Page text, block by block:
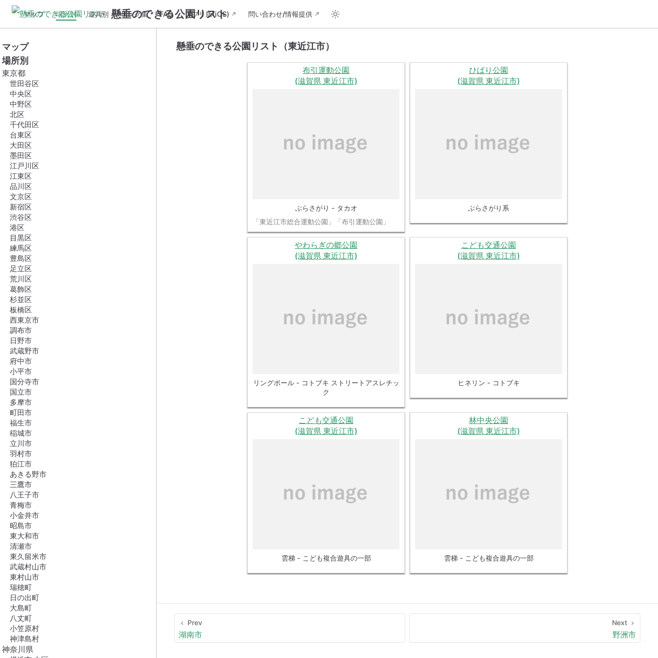
懸垂のできる公園リスト
マップ 場所別 遊具別 リンク集 FAQ アプリ版(iOS) 問い合わせ/情報提供
マップ
場所別
東京都
世田谷区
中央区
中野区
北区
千代田区
台東区
大田区
墨田区
江戸川区
江東区
品川区
文京区
新宿区
渋谷区
港区
目黒区
練馬区
豊島区
足立区
荒川区
葛飾区
杉並区
板橋区
西東京市
調布市
日野市
武蔵野市
府中市
小平市
国分寺市
国立市
多摩市
町田市
福生市
稲城市
立川市
羽村市
狛江市
あきる野市
三鷹市
八王子市
青梅市
小金井市
昭島市
東大和市
清瀬市
東久留米市
武蔵村山市
東村山市
瑞穂町
日の出町
大島町
八丈町
小笠原村
神津島村
神奈川県
懸垂のできる公園リスト（東近江市）
布引運動公園
(滋賀県 東近江市)
ぶらさがり - タカオ
「東近江市総合運動公園」「布引運動公園」
ひばり公園
(滋賀県 東近江市)
ぶらさがり系
やわらぎの郷公園
(滋賀県 東近江市)
リングポール - コトブキ ストリートアスレチッ
ク
こども交通公園
(滋賀県 東近江市)
ヒネリン - コトブキ
こども交通公園
(滋賀県 東近江市)
雲梯 - こども複合遊具の一部
林中央公園
(滋賀県 東近江市)
雲梯 - こども複合遊具の一部
Prev
湖南市
Next
野洲市